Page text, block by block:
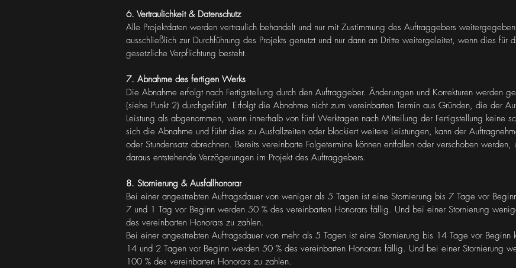
6. Vertraulichkeit & Datenschutz
Alle Projektdaten werden vertraulich behandelt und nur mit Zustimmung des Auftraggebers
ausschließlich zur Durchführung des Projekts genutzt und nur dann an Dritte weitergeleitet, wenn dies für
gesetzliche Verpflichtung besteht.
7. Abnahme des fertigen Werks
Die Abnahme erfolgt nach Fertigstellung durch den Auftraggeber. Änderungen und Korrekturen werden
(siehe Punkt 2) durchgeführt. Erfolgt die Abnahme nicht zum vereinbarten Termin aus Gründen, die der
Leistung als abgenommen, wenn innerhalb von fünf Werktagen nach Mitteilung der Fertigstellung keine
sich die Abnahme und führt dies zu Ausfallzeiten oder blockiert weitere Leistungen, kann der
oder Stundensatz abrechnen. Bereits vereinbarte Folgetermine können entfallen oder verschoben
daraus entstehende Verzögerungen im Projekt des Auftraggebers.
8. Stornierung & Ausfallhonorar
Bei einer angestrebten Auftragsdauer von weniger als 5 Tagen ist eine Stornierung bis 7 Tage vor
7 und 1 Tag vor Beginn werden 50 % des vereinbarten Honorars fällig. Und bei einer Stornierung
des vereinbarten Honorars zu zahlen.
Bei einer angestrebten Auftragsdauer von mehr als 5 Tagen ist eine Stornierung bis 14 Tage vor Beginn
14 und 2 Tagen vor Beginn werden 50 % des vereinbarten Honorars fällig. Und bei einer Stornierung
100 % des vereinbarten Honorars zu zahlen.